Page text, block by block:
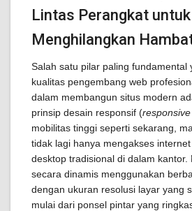
Lintas Perangkat untuk
Menghilangkan
Salah satu pilar paling fundamental
kualitas pengembang web
dalam membangun situs modern
prinsip desain responsif (
mobilitas tinggi seperti sekarang,
tidak lagi hanya mengakses
desktop tradisional di dalam
secara dinamis menggunakan
dengan ukuran resolusi layar yang
mulai dari ponsel pintar yang